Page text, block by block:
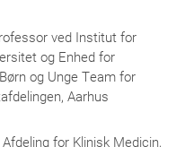
ved Institut for
og Enhed for
og Unge Team for
Aarhus
for Klinisk Medicin,